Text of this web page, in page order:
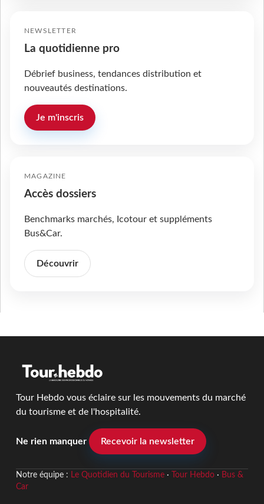
NEWSLETTER
La quotidienne pro
Débrief business, tendances distribution et
nouveautés destinations.
Je m'inscris
MAGAZINE
Accès dossiers
Benchmarks marchés, Icotour et suppléments
Bus&Car.
Découvrir
Tour Hebdo vous éclaire sur les mouvements du marché
du tourisme et de l'hospitalité.
Ne rien manquer Recevoir la newsletter
Notre équipe : Le Quotidien du Tourisme· Tour Hebdo· Bus &
Car